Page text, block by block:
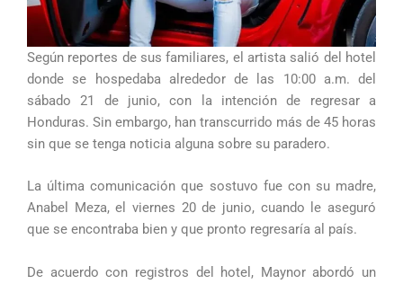
Según reportes de sus familiares, el artista salió del hotel
donde se hospedaba alrededor de las 10:00 a.m. del
sábado 21 de junio, con la intención de regresar a
Honduras. Sin embargo, han transcurrido más de 45 horas
sin que se tenga noticia alguna sobre su paradero.
La última comunicación que sostuvo fue con su madre,
Anabel Meza, el viernes 20 de junio, cuando le aseguró
que se encontraba bien y que pronto regresaría al país.
De acuerdo con registros del hotel, Maynor abordó un